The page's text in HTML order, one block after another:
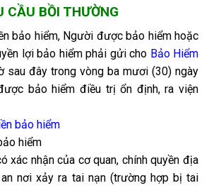
CẦU BỒI THƯỜNG
bảo hiểm, Người được bảo hiểm hoặc
lợi bảo hiểm phải gửi cho Bảo Hiểm
sau đây trong vòng ba mươi (30) ngày
bảo hiểm điều trị ổn định, ra viện
bảo hiểm
hiểm
xác nhận của cơ quan, chính quyền địa
nơi xảy ra tai nạn (trường hợp bị tai